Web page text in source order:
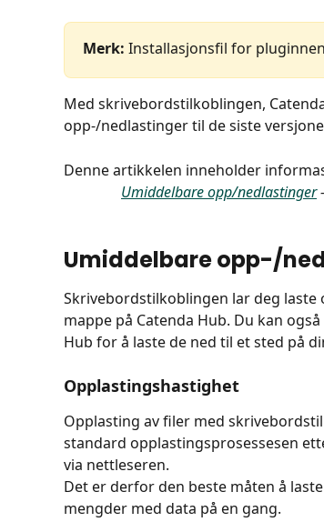
Merk: Installasjonsfil for
Med skrivebordstilkoblingen,
opp-/nedlastinger til de siste
Denne artikkelen inneholder
Umiddelbare opp/nedlastinger -
Umiddelbare opp-/
Skrivebordstilkoblingen lar deg
mappe på Catenda Hub. Du kan
Hub for å laste de ned til et sted på
Opplastingshastighet
Opplasting av filer med
standard opplastingsprosessesen
via nettleseren.
Det er derfor den beste måten å
mengder med data på en gang.